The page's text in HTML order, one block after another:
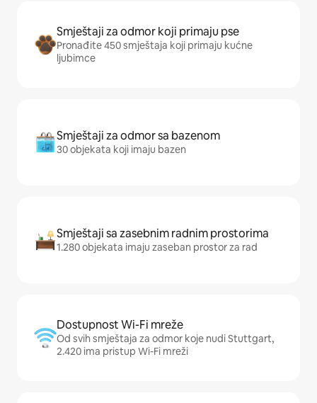
Smještaji za odmor koji primaju pse
Pronađite 450 smještaja koji primaju kućne
ljubimce
Smještaji za odmor sa bazenom
30 objekata koji imaju bazen
Smještaji sa zasebnim radnim prostorima
1.280 objekata imaju zaseban prostor za rad
Dostupnost Wi-Fi mreže
Od svih smještaja za odmor koje nudi Stuttgart,
2.420 ima pristup Wi-Fi mreži